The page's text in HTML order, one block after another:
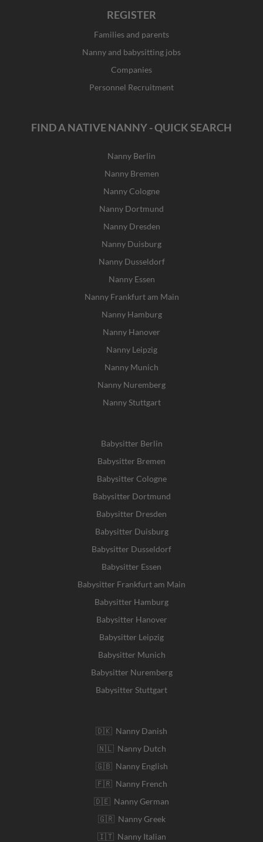
REGISTER
Families and parents
Nanny and babysitting jobs
Companies
Personnel Recruitment
FIND A NATIVE NANNY - QUICK SEARCH
Nanny Berlin
Nanny Bremen
Nanny Cologne
Nanny Dortmund
Nanny Dresden
Nanny Duisburg
Nanny Dusseldorf
Nanny Essen
Nanny Frankfurt am Main
Nanny Hamburg
Nanny Hanover
Nanny Leipzig
Nanny Munich
Nanny Nuremberg
Nanny Stuttgart
Babysitter Berlin
Babysitter Bremen
Babysitter Cologne
Babysitter Dortmund
Babysitter Dresden
Babysitter Duisburg
Babysitter Dusseldorf
Babysitter Essen
Babysitter Frankfurt am Main
Babysitter Hamburg
Babysitter Hanover
Babysitter Leipzig
Babysitter Munich
Babysitter Nuremberg
Babysitter Stuttgart
🇩🇰 Nanny Danish
🇳🇱 Nanny Dutch
🇬🇧 Nanny English
🇫🇷 Nanny French
🇩🇪 Nanny German
🇬🇷 Nanny Greek
🇮🇹 Nanny Italian